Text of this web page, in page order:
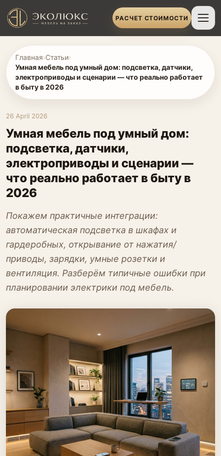
РАСЧЕТ СТОИМОСТИ
Главная›Статьи›
Умная мебель под умный дом: подсветка, датчики,
электроприводы и сценарии — что реально работает
в быту в 2026
26 April 2026
Умная мебель под умный дом:
подсветка, датчики,
электроприводы и сценарии —
что реально работает в быту в
2026
Покажем практичные интеграции:
автоматическая подсветка в шкафах и
гардеробных, открывание от нажатия/
приводы, зарядки, умные розетки и
вентиляция. Разберём типичные ошибки при
планировании электрики под мебель.